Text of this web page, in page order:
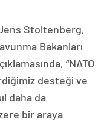
Stoltenberg,
Bakanları
“NATO
desteği ve
daha da
bir araya